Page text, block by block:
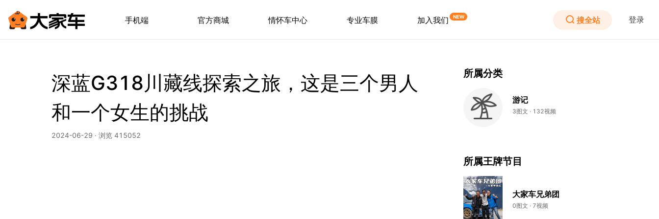
手机端 官方商城 情怀车中心 专业车膜 加入我们 搜全站 登录
深蓝G318川藏线探索之旅，这是三个男人
和一个女生的挑战
2024-06-29 · 浏览 415052
所属分类
游记
3图文 · 132视频
所属王牌节目
大家车兄弟团
0图文 · 7视频